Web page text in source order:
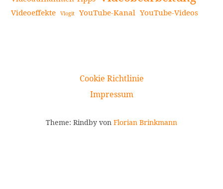
Videoeffekte Vlogit YouTube-Kanal YouTube-Videos
Cookie Richtlinie
Impressum
Theme: Rindby von Florian Brinkmann